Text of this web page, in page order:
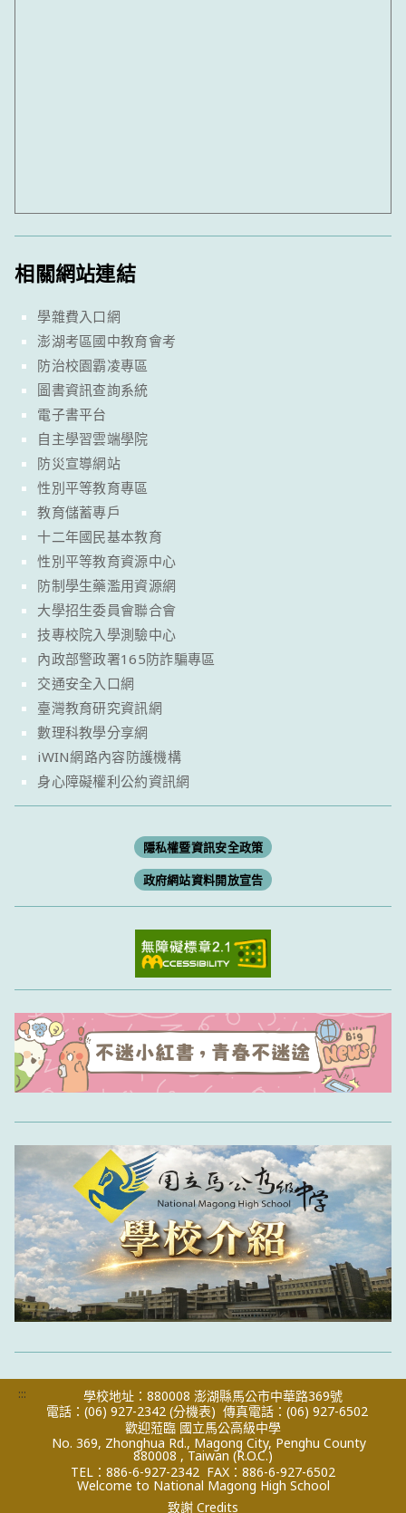
相關網站連結
學雜費入口網
澎湖考區國中教育會考
防治校園霸凌專區
圖書資訊查詢系統
電子書平台
自主學習雲端學院
防災宣導網站
性別平等教育專區
教育儲蓄專戶
十二年國民基本教育
性別平等教育資源中心
防制學生藥濫用資源網
大學招生委員會聯合會
技專校院入學測驗中心
內政部警政署165防詐騙專區
交通安全入口網
臺灣教育研究資訊網
數理科教學分享網
iWIN網路內容防護機構
身心障礙權利公約資訊網
隱私權暨資訊安全政策
政府網站資料開放宣告
:::
學校地址：880008 澎湖縣馬公市中華路369號
電話：(06) 927-2342 (分機表) 傳真電話：(06) 927-6502
歡迎蒞臨 國立馬公高級中學
No. 369, Zhonghua Rd., Magong City, Penghu County
880008 , Taiwan (R.O.C.)
TEL：886-6-927-2342 FAX：886-6-927-6502
Welcome to National Magong High School
致謝 Credits